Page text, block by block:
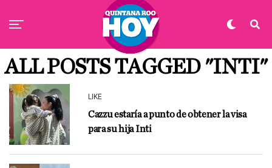
ALL POSTS TAGGED "INTI"
LIKE
Cazzu estaría a punto de obtener la visa
para su hija Inti